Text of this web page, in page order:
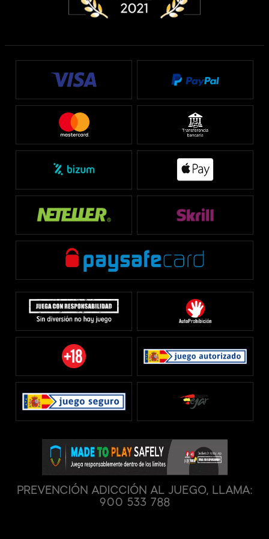
PREVENCIÓN ADICCIÓN AL JUEGO, LLAMA:
900 533 788